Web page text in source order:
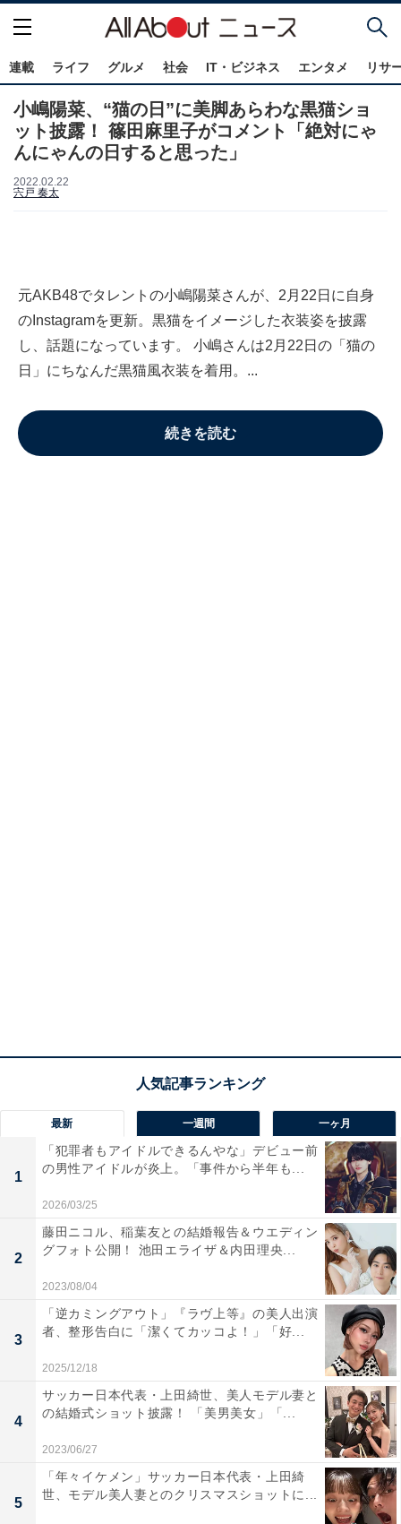
連載 ライフ グルメ 社会 IT・ビジネス エンタメ リサ
小嶋陽菜、“猫の日”に美脚あらわな黒猫ショ
ット披露！ 篠田麻里子がコメント「絶対にゃ
んにゃんの日すると思った」
2022.02.22
宍戸 奏太
元AKB48でタレントの小嶋陽菜さんが、2月22日に自身
のInstagramを更新。黒猫をイメージした衣装姿を披露
し、話題になっています。 小嶋さんは2月22日の「猫の
日」にちなんだ黒猫風衣装を着用。...
続きを読む
最新 一週間 一ヶ月
1
「犯罪者もアイドルできるんやな」デビュー前
の男性アイドルが炎上。「事件から半年も...
2026/03/25
2
藤田ニコル、稲葉友との結婚報告＆ウエディン
グフォト公開！ 池田エライザ＆内田理央...
2023/08/04
3
「逆カミングアウト」『ラヴ上等』の美人出演
者、整形告白に「潔くてカッコよ！」「好...
2025/12/18
4
サッカー日本代表・上田綺世、美人モデル妻と
の結婚式ショット披露！ 「美男美女」「...
2023/06/27
5
「年々イケメン」サッカー日本代表・上田綺
世、モデル美人妻とのクリスマスショットに...